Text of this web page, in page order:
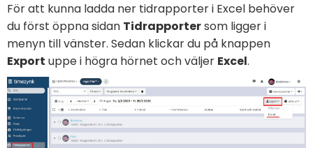
För att kunna ladda ner tidrapporter i Excel behöver
du först öppna sidan Tidrapportersom ligger i
menyn till vänster. Sedan klickar du på knappen
Export uppe i högra hörnet och väljer Excel.